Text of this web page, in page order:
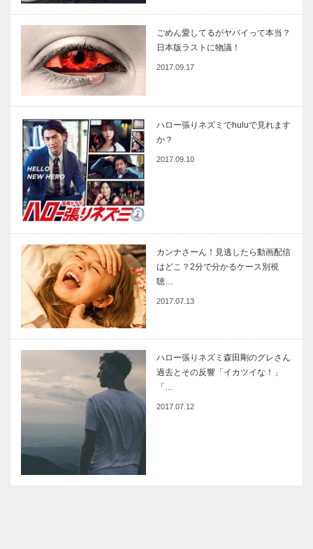
ごめん愛してるがヤバイって本当？
日本版ラストに物議！
2017.09.17
ハロー張りネズミでhuluで見れます
か？
2017.09.10
カンナさーん！見逃したら動画配信
はどこ？2分で分かるケース別視
聴…
2017.07.13
ハロー張りネズミ森田剛のグレさん
過去とその反響「イカツイな！」
「…
2017.07.12